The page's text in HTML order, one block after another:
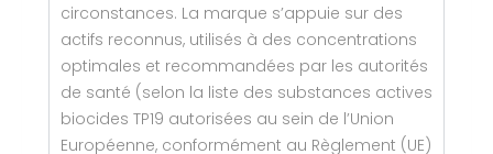
circonstances. La marque s’appuie sur des
actifs reconnus, utilisés à des concentrations
optimales et recommandées par les autorités
de santé (selon la liste des substances actives
biocides TP19 autorisées au sein de l’Union
Européenne, conformément au Règlement (UE)